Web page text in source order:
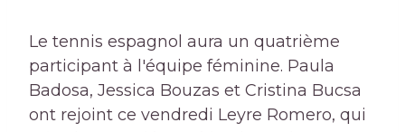
Le tennis espagnol aura un quatrième
participant à l'équipe féminine. Paula
Badosa, Jessica Bouzas et Cristina Bucsa
ont rejoint ce vendredi Leyre Romero, qui